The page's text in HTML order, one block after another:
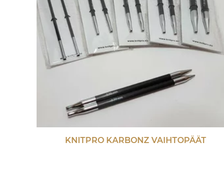
KNITPRO KARBONZ VAIHTOPÄÄT